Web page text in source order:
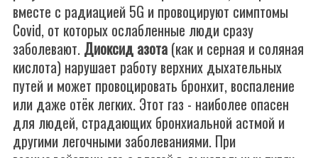
вместе с радиацией 5G и провоцируют симптомы
Covid, от которых ослабленные люди сразу
заболевают. Диоксид азота (как и серная и соляная
кислота) нарушает работу верхних дыхательных
путей и может провоцировать бронхит, воспаление
или даже отёк легких. Этот газ - наиболее опасен
для людей, страдающих бронхиальной астмой и
другими легочными заболеваниями. При